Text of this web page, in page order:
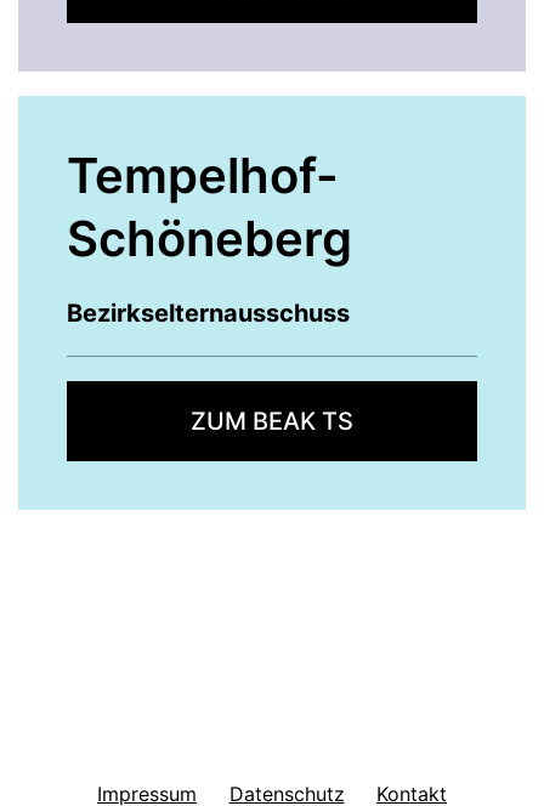
Tempelhof-
Schöneberg
Bezirkselternausschuss
ZUM BEAK TS
Impressum Datenschutz Kontakt